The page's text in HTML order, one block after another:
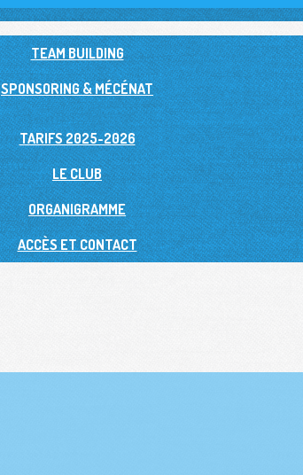
TEAM BUILDING
SPONSORING & MÉCÉNAT
TARIFS 2025-2026
LE CLUB
ORGANIGRAMME
ACCÈS ET CONTACT